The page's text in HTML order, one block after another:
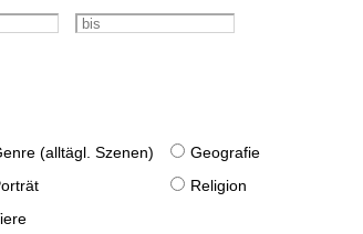
(alltägl. Szenen) Geografie
Religion